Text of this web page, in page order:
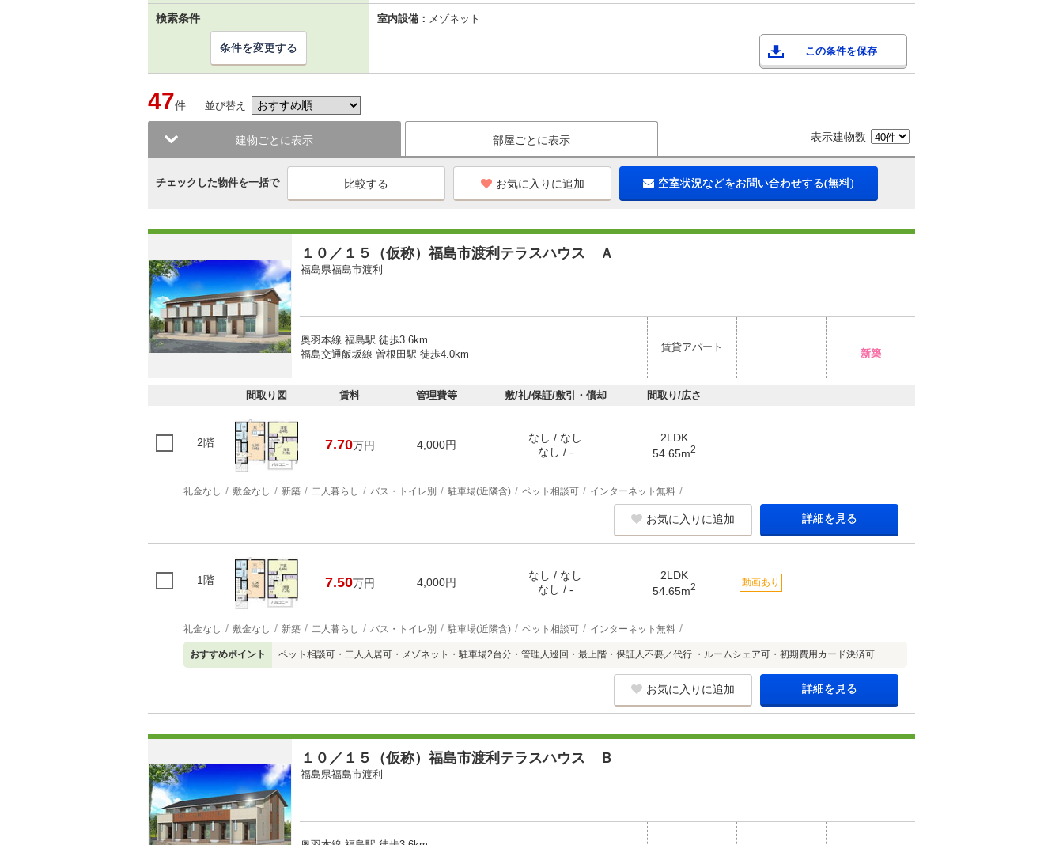
検索条件 室内設備： メゾネット
この条件を保存
条件を変更する
47件 並び替え
建物ごとに表示 部屋ごとに表示 表示建物数
チェックした物件を一括で お気に入りに追加 空室状況などをお問い合わせする(無料)
１０／１５（仮称）福島市渡利テラスハウス Ａ
福島県福島市渡利
奥羽本線 福島駅 徒歩3.6km
福島交通飯坂線 曽根田駅 徒歩4.0km
賃貸アパート
新築
間取り図 賃料 管理費等 敷/礼/保証/敷引・償却 間取り/広さ
2階 7.70万円 4,000円
なし / なし
なし / -
2LDK
54.65m2
礼金なし 敷金なし 新築 二人暮らし バス・トイレ別 駐車場(近隣含) ペット相談可 インターネット無料
お気に入りに追加 詳細を見る
1階 7.50万円 4,000円
なし / なし
なし / -
2LDK
54.65m2 動画あり
礼金なし 敷金なし 新築 二人暮らし バス・トイレ別 駐車場(近隣含) ペット相談可 インターネット無料
おすすめポイント ペット相談可・二人入居可・メゾネット・駐車場2台分・管理人巡回・最上階・保証人不要／代行 ・ルームシェア可・初期費用カード決済可
お気に入りに追加 詳細を見る
１０／１５（仮称）福島市渡利テラスハウス Ｂ
福島県福島市渡利